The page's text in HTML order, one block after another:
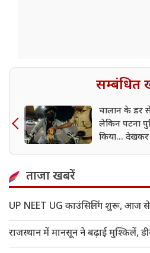
सम्बंधित
चालान के डर
लेकिन पटना
किया... देखकर
ताजा खबरें
UP NEET UG काउंसिलिंग शुरू, आज से
राजस्थान में मानसून ने बढ़ाई मुश्किलें,